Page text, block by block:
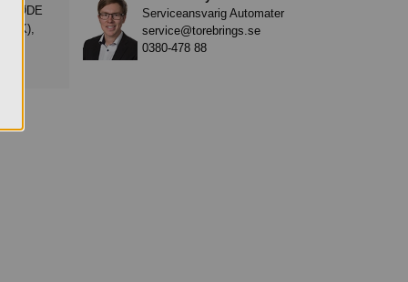
Serviceansvarig Automater
service@torebrings.se
0380-478 88